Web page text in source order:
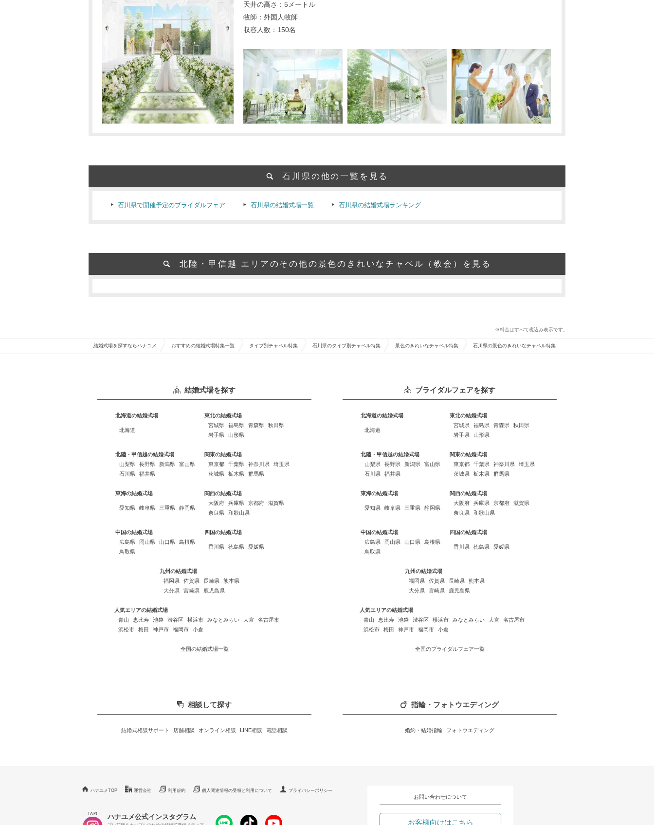
天井の高さ：5メートル
牧師：外国人牧師
収容人数：150名
石川県の他の一覧を見る
石川県で開催予定のブライダルフェア 石川県の結婚式場一覧 石川県の結婚式場ランキング
北陸・甲信越 エリアのその他の景色のきれいなチャペル（教会）を見る
※料金はすべて税込み表示です。
結婚式場を探すならハナユメ おすすめの結婚式場特集一覧 タイプ別チャペル特集 石川県のタイプ別チャペル特集 景色のきれいなチャペル特集 石川県の景色のきれいなチャペル特集
結婚式場を探す
北海道の結婚式場
北海道
東北の結婚式場
宮城県
福島県 青森県
秋田県
岩手県
山形県
北陸・甲信越の結婚式場
山梨県
長野県 新潟県
富山県
石川県
福井県
関東の結婚式場
東京都
千葉県 神奈川県
埼玉県
茨城県
栃木県 群馬県
東海の結婚式場
愛知県 岐阜県 三重県 静岡県
関西の結婚式場
大阪府
兵庫県 京都府
滋賀県
奈良県
和歌山県
中国の結婚式場
広島県
岡山県 山口県
島根県
鳥取県
四国の結婚式場
香川県 徳島県 愛媛県
九州の結婚式場
福岡県
佐賀県 長崎県
熊本県
大分県
宮崎県 鹿児島県
人気エリアの結婚式場
青山
恵比寿 池袋 渋谷区 横浜市 みなとみらい 大宮
名古屋市
浜松市
梅田 神戸市 福岡市 小倉
全国の結婚式場一覧
ブライダルフェアを探す
北海道の結婚式場
北海道
東北の結婚式場
宮城県
福島県 青森県
秋田県
岩手県
山形県
北陸・甲信越の結婚式場
山梨県
長野県 新潟県
富山県
石川県
福井県
関東の結婚式場
東京都
千葉県 神奈川県
埼玉県
茨城県
栃木県 群馬県
東海の結婚式場
愛知県 岐阜県 三重県 静岡県
関西の結婚式場
大阪府
兵庫県 京都府
滋賀県
奈良県
和歌山県
中国の結婚式場
広島県
岡山県 山口県
島根県
鳥取県
四国の結婚式場
香川県 徳島県 愛媛県
九州の結婚式場
福岡県
佐賀県 長崎県
熊本県
大分県
宮崎県 鹿児島県
人気エリアの結婚式場
青山
恵比寿 池袋 渋谷区 横浜市 みなとみらい 大宮
名古屋市
浜松市
梅田 神戸市 福岡市 小倉
全国のブライダルフェア一覧
相談して探す
結婚式相談サポート 店舗相談 オンライン相談 LINE相談 電話相談
指輪・フォトウエディング
婚約・結婚指輪 フォトウエディング
ハナユメTOP 運営会社 利用規約 個人関連情報の受領と利用について プライバシーポリシー
＼ TAP! ／ ハナユメ公式インスタグラム
お問い合わせについて
お客様向けはこちら